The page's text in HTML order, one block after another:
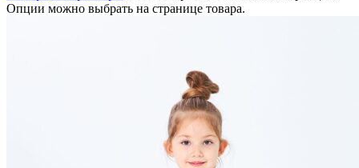
Опции можно выбрать на странице товара.